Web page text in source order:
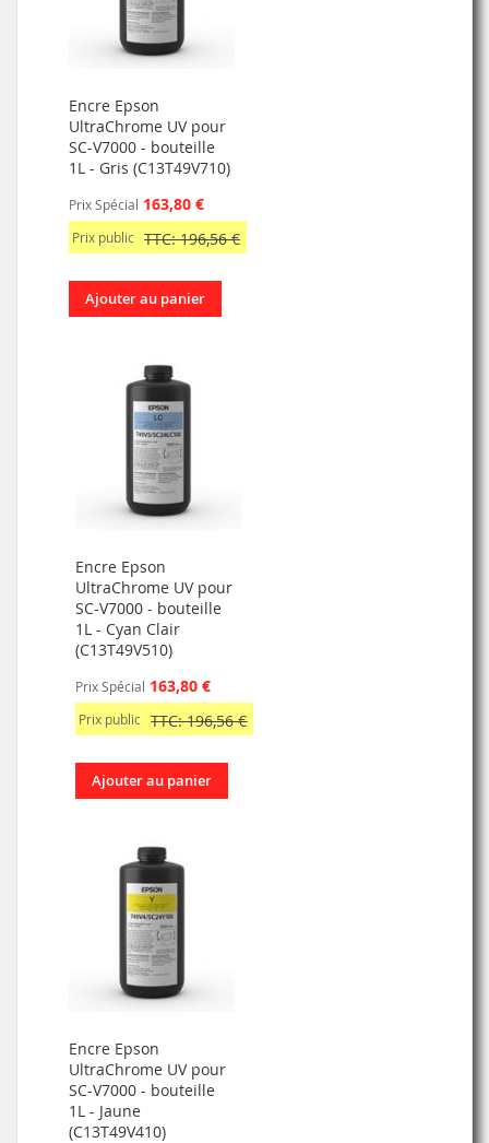
Encre Epson
UltraChrome UV pour
SC-V7000 - bouteille
1L - Gris (C13T49V710)
Prix Spécial 163,80 €
Prix public TTC: 196,56 €
Ajouter au panier
Encre Epson
UltraChrome UV pour
SC-V7000 - bouteille
1L - Cyan Clair
(C13T49V510)
Prix Spécial 163,80 €
Prix public TTC: 196,56 €
Ajouter au panier
Encre Epson
UltraChrome UV pour
SC-V7000 - bouteille
1L - Jaune
(C13T49V410)